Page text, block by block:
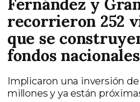
recorrieron 252
que se
fondos nacionales
Implicaron una inversión
millones y ya están